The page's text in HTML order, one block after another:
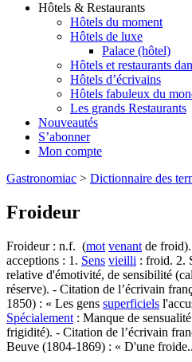
Hôtels & Restaurants
Hôtels du moment
Hôtels de luxe
Palace (hôtel)
Hôtels et restaurants
Hôtels d’écrivains
Hôtels fabuleux du
Les grands Restaurants
Nouveautés
S’abonner
Mon compte
Gastronomiac > Dictionnaire des
Froideur
Froideur : n.f. (mot venant de
acceptions : 1. Sens vieilli : froid. 2.
relative d'émotivité, de sensibilité
réserve). - Citation de l’écrivain
1850) : « Les gens superficiels
Spécialement : Manque de
frigidité). - Citation de l’écrivain
Beuve (1804-1869) : « D'une